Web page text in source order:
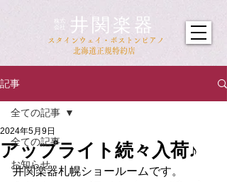
井関楽器
​株式
会社
​スタインウェイ・ボストンピアノ
北海道正規特約店
記事
全ての記事
お知らせ
全ての記事
アップライト続々入荷♪
2024年5月9日
井関楽器札幌ショールームです。